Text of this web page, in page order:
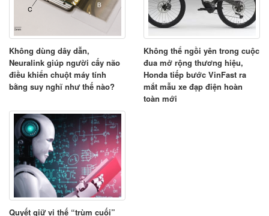
Không dùng dây dẫn,
Neuralink giúp người cấy não
điều khiển chuột máy tính
bằng suy nghĩ như thế nào?
Không thể ngồi yên trong cuộc
đua mở rộng thương hiệu,
Honda tiếp bước VinFast ra
mắt mẫu xe đạp điện hoàn
toàn mới
Quyết giữ vị thế “trùm cuối”